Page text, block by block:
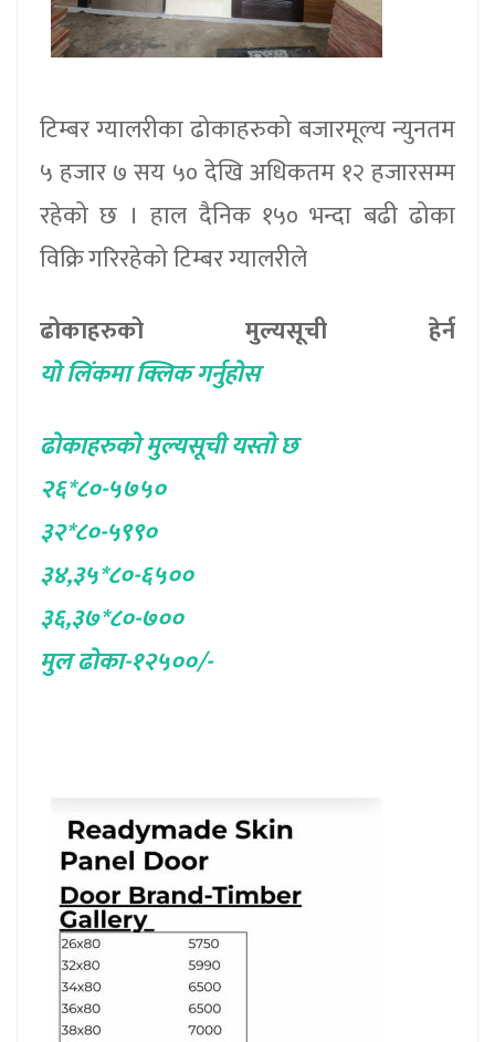
टिम्बर ग्यालरीका ढोकाहरुको बजारमूल्य न्युनतम
५ हजार ७ सय ५० देखि अधिकतम १२ हजारसम्म
रहेको छ । हाल दैनिक १५० भन्दा बढी ढोका
विक्रि गरिरहेको टिम्बर ग्यालरीले
ढोकाहरुको मुल्यसूची हेर्न
याे लिंकमा क्लिक गर्नुहाेस
ढोकाहरुको मुल्यसूची यस्तो छ
२६*८०-५७५०
३२*८०-५९९०
३४,३५*८०-६५००
३६,३७*८०-७००
मुल ढाेका-१२५००/-